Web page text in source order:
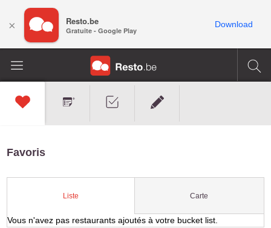
Favoris
Liste Carte
Vous n'avez pas restaurants ajoutés à votre bucket list.
× Resto.be
Gratuite - Google Play
Download